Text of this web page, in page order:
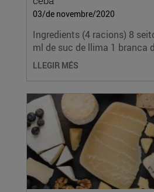
03/de novembre/2020
Ingredients (4 racions) 8
ml de suc de llima 1 branca
LLEGIR MÉS